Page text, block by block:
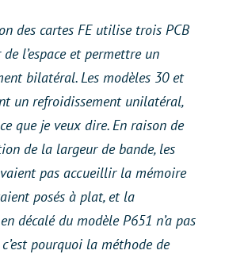
des cartes FE utilise trois PCB
l’espace et permettre un
bilatéral. Les modèles 30 et
un refroidissement unilatéral,
que je veux dire. En raison de
de la largeur de bande, les
pas accueillir la mémoire
posés à plat, et la
décalé du modèle P651 n’a pas
pourquoi la méthode de